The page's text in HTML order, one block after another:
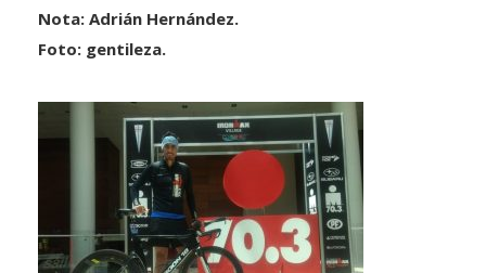
Nota: Adrián Hernández.
Foto: gentileza.